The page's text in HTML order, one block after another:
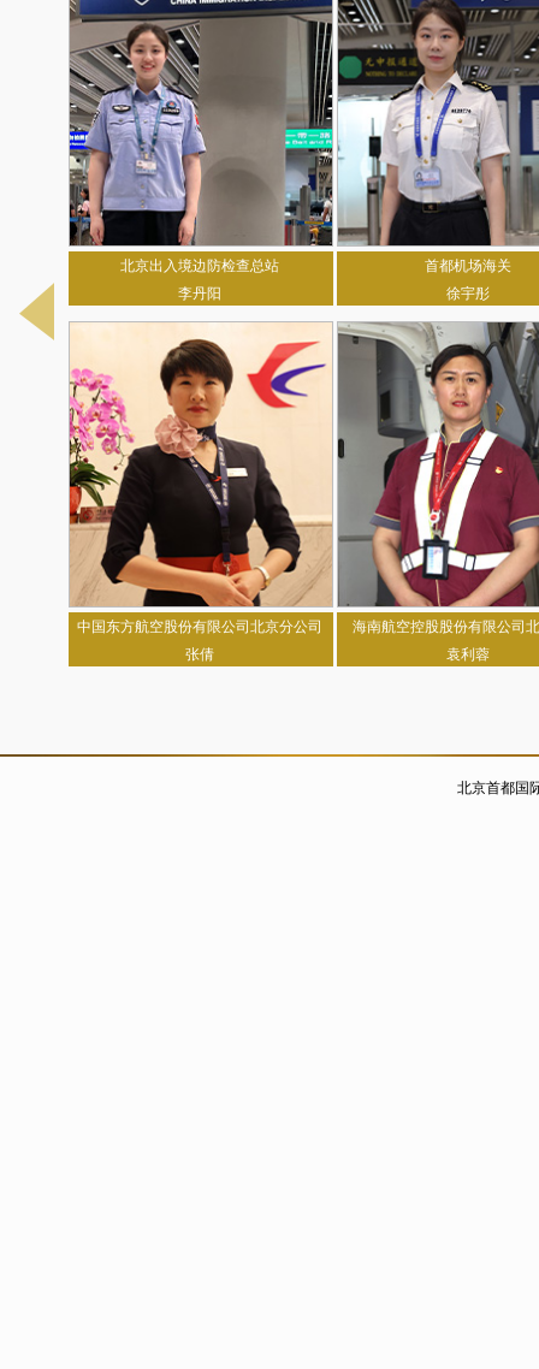
北京出入境边防检查总站
李丹阳
首都机场海关
徐宇彤
中国东方航空股份有限公司北京分公司
张倩
海南航空控股股份有限公司
袁利蓉
北京首都国